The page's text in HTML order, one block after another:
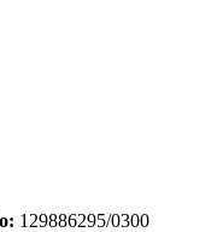
129886295/0300